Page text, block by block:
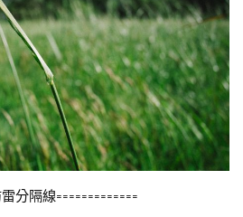
分隔線=============